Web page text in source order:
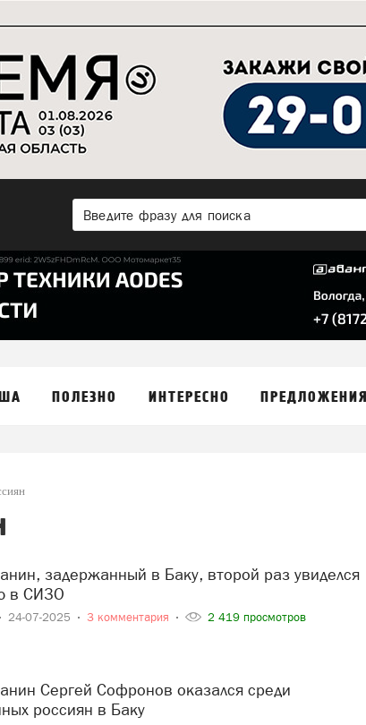
ПОЛЕЗНО ИНТЕРЕСНО
в СИЗО
24-07-2025 3 комментария 2 419 просмотров
россиян в Баку